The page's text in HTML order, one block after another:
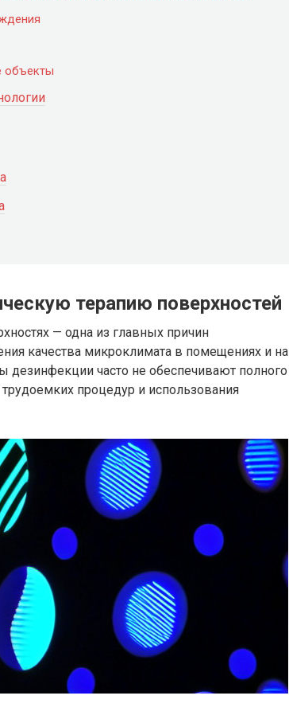
объекты
терапию поверхностей
— одна из главных причин
качества микроклимата в помещениях и на
дезинфекции часто не обеспечивают полного
процедур и использования